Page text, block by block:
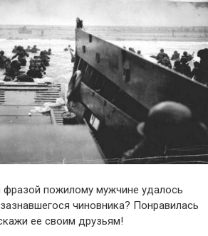
фразой пожилому мужчине удалось
чиновника? Понравилась
ее своим друзьям!